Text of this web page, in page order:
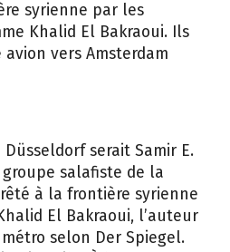
syrienne par les
Khalid El Bakraoui. Ils
vers Amsterdam
Düsseldorf serait Samir E.
salafiste de la
à la frontière syrienne
El Bakraoui, l’auteur
selon Der Spiegel.